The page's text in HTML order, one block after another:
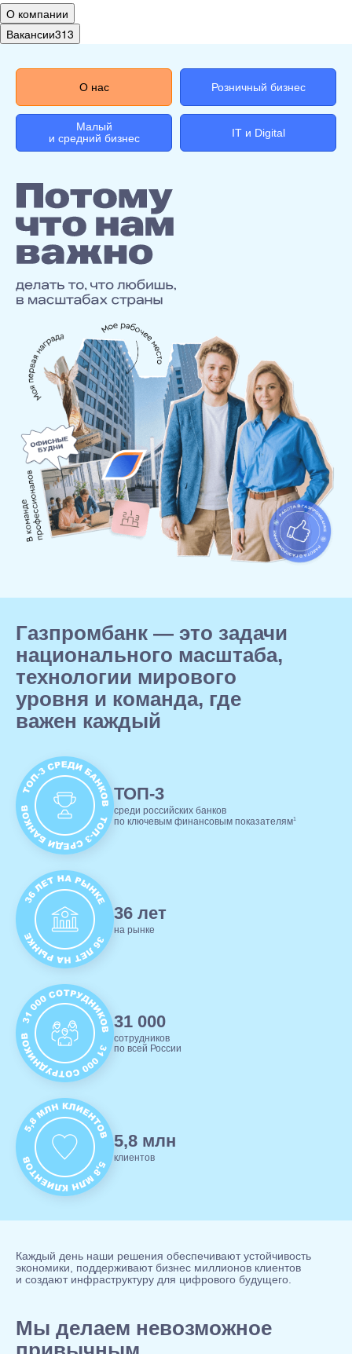
О компании
Вакансии313
О нас Розничный бизнес
Малый
и средний бизнес
IT и Digital
Газпромбанк — это задачи
национального масштаба,
технологии мирового
уровня и команда, где
важен каждый
ТОП-3
среди российских банков
по ключевым финансовым показателям1
36 лет
на рынке
31 000
сотрудников
по всей России
5,8 млн
клиентов
Каждый день наши решения обеспечивают устойчивость
экономики, поддерживают бизнес миллионов клиентов
и создают инфраструктуру для цифрового будущего.
Мы делаем невозможное